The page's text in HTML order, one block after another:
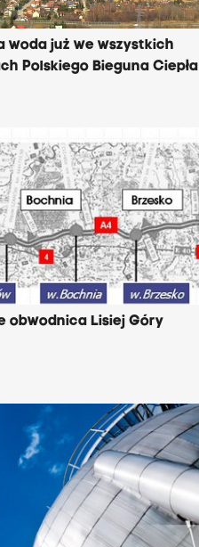
woda już we wszystkich
Polskiego Bieguna Ciepła
obwodnica Lisiej Góry